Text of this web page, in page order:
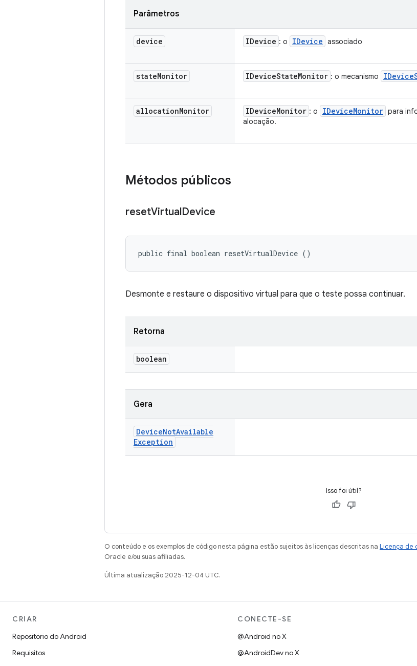
Parâmetros
device IDevice : o IDevice associado
stateMonitor IDeviceStateMonitor : o mecanismo IDevice
allocationMonitor IDeviceMonitor : o IDeviceMonitor para
alocação.
Métodos públicos
resetVirtualDevice
public final boolean resetVirtualDevice ()
Desmonte e restaure o dispositivo virtual para que o teste possa continuar.
Retorna
boolean
Gera
DeviceNotAvailable
Exception
Isso foi útil?
O conteúdo e os exemplos de código nesta página estão sujeitos às licenças descritas na Licença de
Oracle e/ou suas afiliadas.
Última atualização 2025-12-04 UTC.
CRIAR
Repositório do Android
Requisitos
CONECTE-SE
@Android no X
@AndroidDev no X